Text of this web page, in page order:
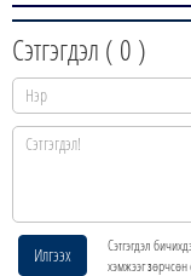
Сэтгэгдэл ( 0 )
Илгээх
Сэтгэгдэл
хэмжээг зөрчсөн